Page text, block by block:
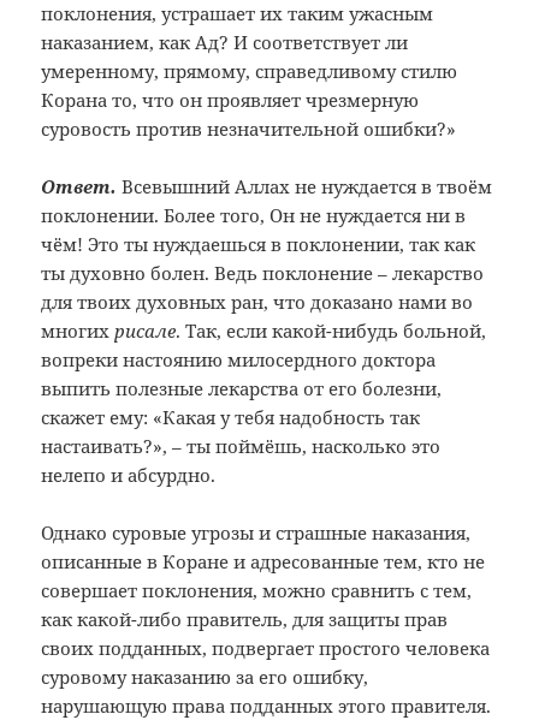
поклонения, устрашает их таким ужасным
наказанием, как Ад? И соответствует ли
умеренному, прямому, справедливому стилю
Корана то, что он проявляет чрезмерную
суровость против незначительной ошибки?»
Ответ.Всевышний Аллах не нуждается в твоём
поклонении. Более того, Он не нуждается ни в
чём! Это ты нуждаешься в поклонении, так как
ты духовно болен. Ведь поклонение – лекарство
для твоих духовных ран, что доказано нами во
многихрисале. Так, если какой-нибудь больной,
вопреки настоянию милосердного доктора
выпить полезные лекарства от его болезни,
скажет ему: «Какая у тебя надобность так
настаивать?», – ты поймёшь, насколько это
нелепо и абсурдно.
Однако суровые угрозы и страшные наказания,
описанные в Коране и адресованные тем, кто не
совершает поклонения, можно сравнить с тем,
как какой-либо правитель, для защиты прав
своих подданных, подвергает простого человека
суровому наказанию за его ошибку,
нарушающую права подданных этого правителя.